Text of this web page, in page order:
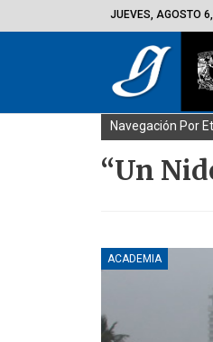
JUEVES, AGOSTO
Navegación Por
“un
ACADEMIA